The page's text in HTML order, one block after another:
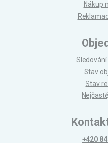
Nákup
Stav
Stav
+420